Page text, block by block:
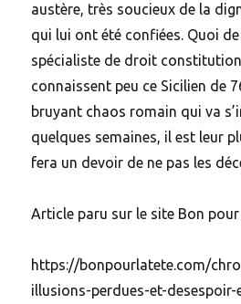
austère, très soucieux de la
qui lui ont été confiées. Quoi
spécialiste de droit
connaissent peu ce Sicilien de
bruyant chaos romain qui va
quelques semaines, il est leur
fera un devoir de ne pas les
Article paru sur le site Bon
https://bonpourlatete.com/
illusions-perdues-et-desespoir-